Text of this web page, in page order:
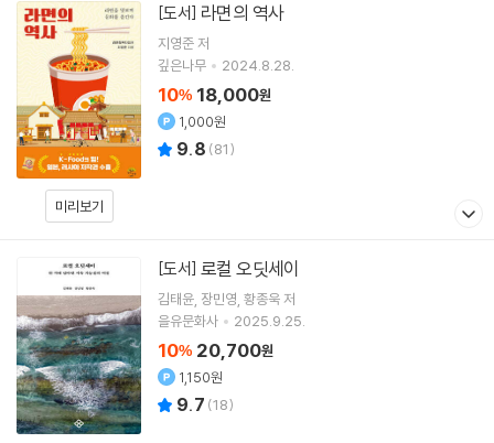
미리보기
[도서] 라면의 역사
지영준저
깊은나무
2024.8.28.
10% 18,000원
1,000원
9.8 (81)
[도서] 로컬 오딧세이
김태윤 장민영 황종욱저
을유문화사
2025.9.25.
10% 20,700원
1,150원
9.7 (18)